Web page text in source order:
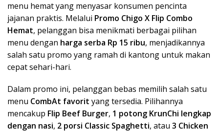
menu hemat yang menyasar konsumen pencinta
jajanan praktis. Melalui Promo Chigo X Flip Combo
Hemat, pelanggan bisa menikmati berbagai pilihan
menu dengan harga serba Rp 15 ribu, menjadikannya
salah satu promo yang ramah di kantong untuk makan
cepat sehari-hari.
Dalam promo ini, pelanggan bebas memilih salah satu
menu CombAt favorit yang tersedia. Pilihannya
mencakup Flip Beef Burger, 1 potong KrunChi lengkap
dengan nasi, 2 porsi Classic Spaghetti, atau 3 Chicken